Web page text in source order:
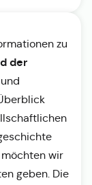
zu
der
und
wir
geben. Die